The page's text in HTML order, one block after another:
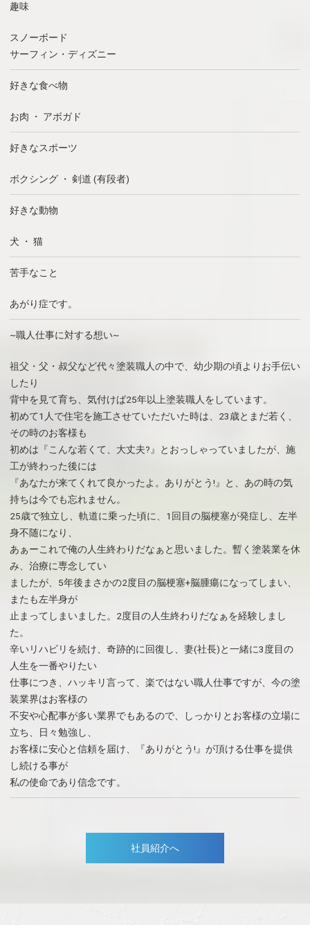
趣味
スノーボード
サーフィン・ディズニー
好きな食べ物
お肉 ・ アボガド
好きなスポーツ
ボクシング ・ 剣道 (有段者)
好きな動物
犬 ・ 猫
苦手なこと
あがり症です。
~職人仕事に対する想い~
祖父・父・叔父など代々塗装職人の中で、幼少期の頃よりお手伝い
したり
背中を見て育ち、気付けば25年以上塗装職人をしています。
初めて1人で住宅を施工させていただいた時は、23歳とまだ若く、
その時のお客様も
初めは『こんな若くて、大丈夫?』とおっしゃっていましたが、施
工が終わった後には
『あなたが来てくれて良かったよ。ありがとう!』と、あの時の気
持ちは今でも忘れません。
25歳で独立し、軌道に乗った頃に、1回目の脳梗塞が発症し、左半
身不随になり、
あぁーこれで俺の人生終わりだなぁと思いました。暫く塗装業を休
み、治療に専念してい
ましたが、5年後まさかの2度目の脳梗塞+脳腫瘍になってしまい、
またも左半身が
止まってしまいました。2度目の人生終わりだなぁを経験しまし
た。
辛いリハビリを続け、奇跡的に回復し、妻(社長)と一緒に3度目の
人生を一番やりたい
仕事につき、ハッキリ言って、楽ではない職人仕事ですが、今の塗
装業界はお客様の
不安や心配事が多い業界でもあるので、しっかりとお客様の立場に
立ち、日々勉強し、
お客様に安心と信頼を届け、『ありがとう!』が頂ける仕事を提供
し続ける事が
私の使命であり信念です。
社員紹介へ